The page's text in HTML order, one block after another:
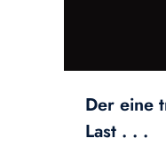
Der eine
Last . . .